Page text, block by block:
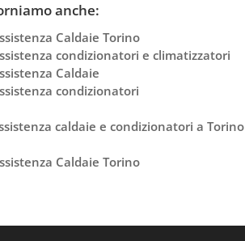
anche:
Caldaie Torino
condizionatori e climatizzatori
Caldaie
condizionatori
caldaie e condizionatori a Torino
Caldaie Torino